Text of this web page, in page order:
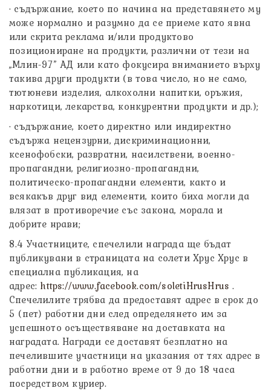
· съдържание, което по начина на представянето му
може нормално и разумно да се приеме като явна
или скрита реклама и/или продуктово
позициониране на продукти, различни от тези на
„Млин-97” АД или като фокусира вниманието върху
такива други продукти (в това число, но не само,
тютюневи изделия, алкохолни напитки, оръжия,
наркотици, лекарства, конкурентни продукти и др.);
· съдържание, което директно или индиректно
съдържа нецензурни, дискриминационни,
ксенофобски, развратни, насилствени, военно-
пропагандни, религиозно-пропагандни,
политическо-пропагандни елементи, както и
всякакъв друг вид елементи, които биха могли да
влязат в противоречие със закона, морала и
добрите нрави;
8.4 Участниците, спечелили награда ще бъдат
публикувани в страницата на солети Хрус Хрус в
специална публикация, на
адрес: https://www.facebook.com/soletiHrusHrus .
Спечелилите трябва да предоставят адрес в срок до
5 (пет) работни дни след определянето им за
успешното осъществяване на доставката на
наградата. Награди се доставят безплатно на
печелившите участници на указания от тях адрес в
работни дни и в работно време от 9 до 18 часа
посредством куриер.